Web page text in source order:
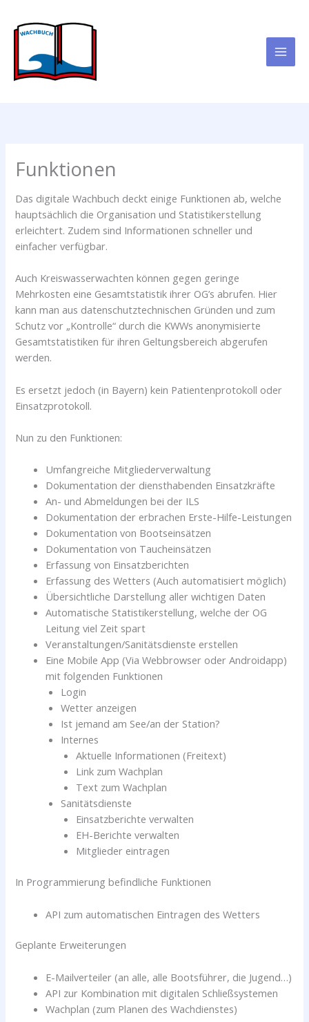
Inhalt
springen
Funktionen
Das digitale Wachbuch deckt einige Funktionen ab, welche
hauptsächlich die Organisation und Statistikerstellung
erleichtert. Zudem sind Informationen schneller und
einfacher verfügbar.
Auch Kreiswasserwachten können gegen geringe
Mehrkosten eine Gesamtstatistik ihrer OG’s abrufen. Hier
kann man aus datenschutztechnischen Gründen und zum
Schutz vor „Kontrolle“ durch die KWWs anonymisierte
Gesamtstatistiken für ihren Geltungsbereich abgerufen
werden.
Es ersetzt jedoch (in Bayern) kein Patientenprotokoll oder
Einsatzprotokoll.
Nun zu den Funktionen:
Umfangreiche Mitgliederverwaltung
Dokumentation der diensthabenden Einsatzkräfte
An- und Abmeldungen bei der ILS
Dokumentation der erbrachen Erste-Hilfe-Leistungen
Dokumentation von Bootseinsätzen
Dokumentation von Taucheinsätzen
Erfassung von Einsatzberichten
Erfassung des Wetters (Auch automatisiert möglich)
Übersichtliche Darstellung aller wichtigen Daten
Automatische Statistikerstellung, welche der OG
Leitung viel Zeit spart
Veranstaltungen/Sanitätsdienste erstellen
Eine Mobile App (Via Webbrowser oder Androidapp)
mit folgenden Funktionen
Login
Wetter anzeigen
Ist jemand am See/an der Station?
Internes
Aktuelle Informationen (Freitext)
Link zum Wachplan
Text zum Wachplan
Sanitätsdienste
Einsatzberichte verwalten
EH-Berichte verwalten
Mitglieder eintragen
In Programmierung befindliche Funktionen
API zum automatischen Eintragen des Wetters
Geplante Erweiterungen
E-Mailverteiler (an alle, alle Bootsführer, die Jugend…)
API zur Kombination mit digitalen Schließsystemen
Wachplan (zum Planen des Wachdienstes)